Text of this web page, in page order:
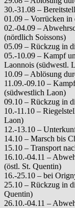
30.-31.08 –
01.09 – Vorrücken in
02.-04.09 –
(nördlich Soissons)
05.09 – Rückzug in
05.-10.09 – Kampf
Laonnois (südwestl.
10.09 – Ablösung
11.09.-09.10 –
(südwestlich Laon)
09.10 – Rückzug in
10.-11.10 –
Laon)
12.-13.10 –
14.10 – Marsch bis
15.10 – Transport
16.10.-04.11 –
(östl. St. Quentin)
16.-25.10 – bei
25.10 – Rückzug in
Quentin)
26.10.-04.11 –